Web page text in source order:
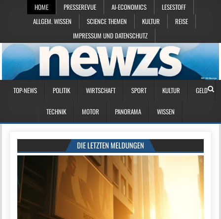
HOME PRESSEREVUE AI-ECONOMICS
LESESTOFF
ALLGEM. WISSEN
SCIENCE THEMEN KULTUR
REISE
IMPRESSUM UND DATENSCHUTZ
TOP-NEWS POLITIK WIRTSCHAFT SPORT KULTUR GELD
TECHNIK MOTOR PANORAMA WISSEN
DIE LETZTEN MELDUNGEN